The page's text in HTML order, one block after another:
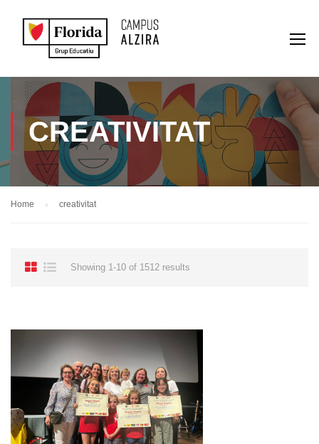
CREATIVITAT
Home creativitat
Showing 1-10 of 1512 results